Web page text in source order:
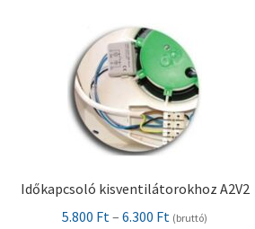
Időkapcsoló kisventilátorokhoz A2V2
5.800 Ft– 6.300 Ft Ártartomány:
(bruttó)